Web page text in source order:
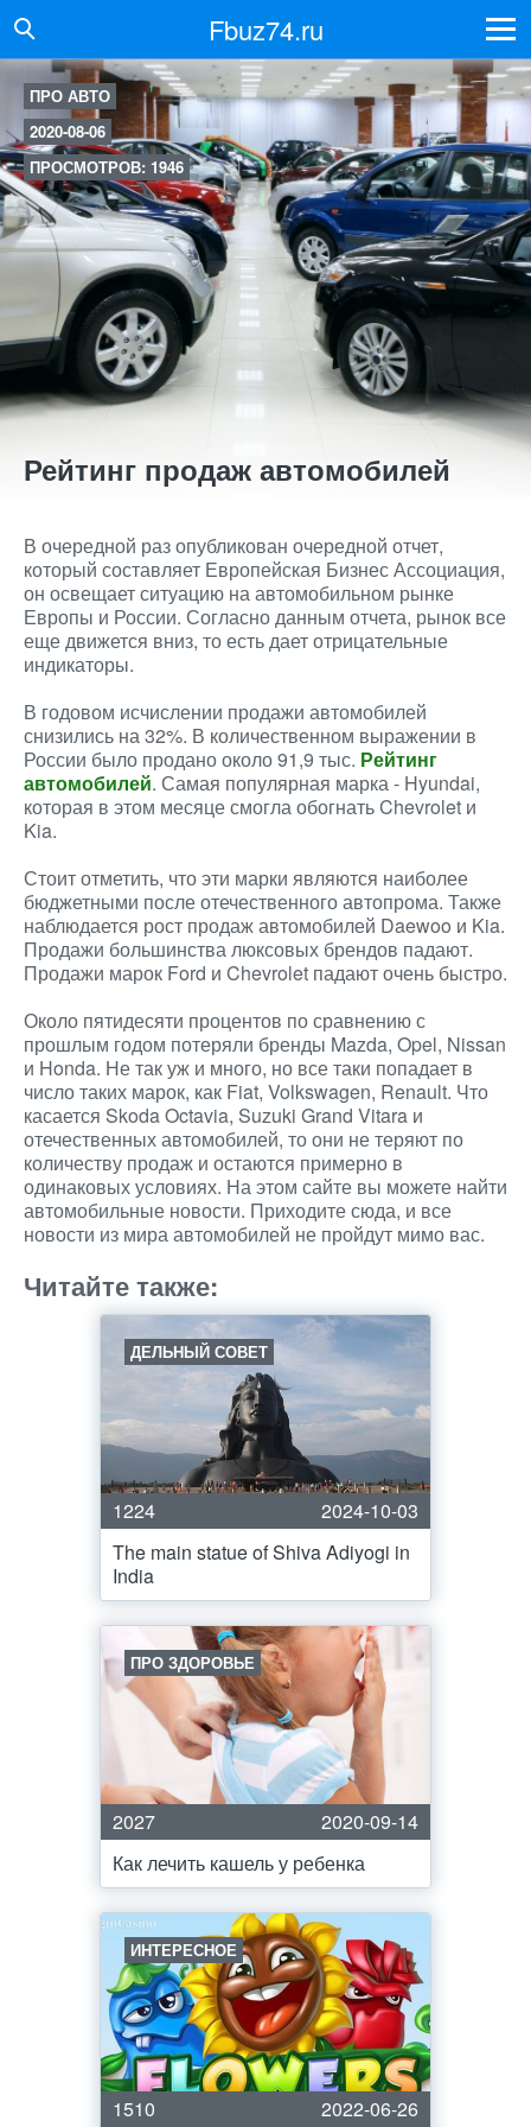
Fbuz74.ru
ПРО АВТО
2020-08-06
ПРОСМОТРОВ: 1946
Рейтинг продаж автомобилей
В очередной раз опубликован очередной отчет,
который составляет Европейская Бизнес Ассоциация,
он освещает ситуацию на автомобильном рынке
Европы и России. Согласно данным отчета, рынок все
еще движется вниз, то есть дает отрицательные
индикаторы.
В годовом исчислении продажи автомобилей
снизились на 32%. В количественном выражении в
России было продано около 91,9 тыс. Рейтинг
автомобилей. Самая популярная марка - Hyundai,
которая в этом месяце смогла обогнать Chevrolet и
Kia.
Стоит отметить, что эти марки являются наиболее
бюджетными после отечественного автопрома. Также
наблюдается рост продаж автомобилей Daewoo и Kia.
Продажи большинства люксовых брендов падают.
Продажи марок Ford и Chevrolet падают очень быстро.
Около пятидесяти процентов по сравнению с
прошлым годом потеряли бренды Mazda, Opel, Nissan
и Honda. Не так уж и много, но все таки попадает в
число таких марок, как Fiat, Volkswagen, Renault. Что
касается Skoda Octavia, Suzuki Grand Vitara и
отечественных автомобилей, то они не теряют по
количеству продаж и остаются примерно в
одинаковых условиях. На этом сайте вы можете найти
автомобильные новости. Приходите сюда, и все
новости из мира автомобилей не пройдут мимо вас.
Читайте также:
ДЕЛЬНЫЙ СОВЕТ
1224
2024-10-03
The main statue of Shiva Adiyogi in
India
ПРО ЗДОРОВЬЕ
2027
2020-09-14
Как лечить кашель у ребенка
ИНТЕРЕСНОЕ
1510 2022-06-26